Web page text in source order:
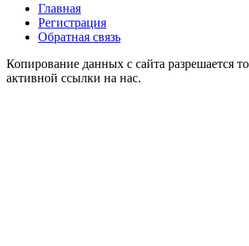
Главная
Регистрация
Обратная связь
Копирование данных с сайта разрешается
активной ссылки на нас.